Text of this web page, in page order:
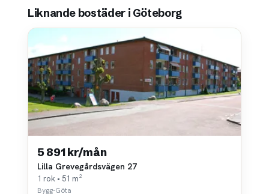
Liknande bostäder i Göteborg
5 891 kr/mån
Lilla Grevegårdsvägen 27
1 rok • 51 m²
Bygg-Göta